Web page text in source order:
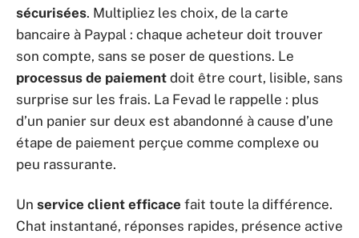
sécurisées. Multipliez les choix, de la carte
bancaire à Paypal : chaque acheteur doit trouver
son compte, sans se poser de questions. Le
processus de paiement doit être court, lisible, sans
surprise sur les frais. La Fevad le rappelle : plus
d’un panier sur deux est abandonné à cause d’une
étape de paiement perçue comme complexe ou
peu rassurante.
Un service client efficace fait toute la différence.
Chat instantané, réponses rapides, présence active